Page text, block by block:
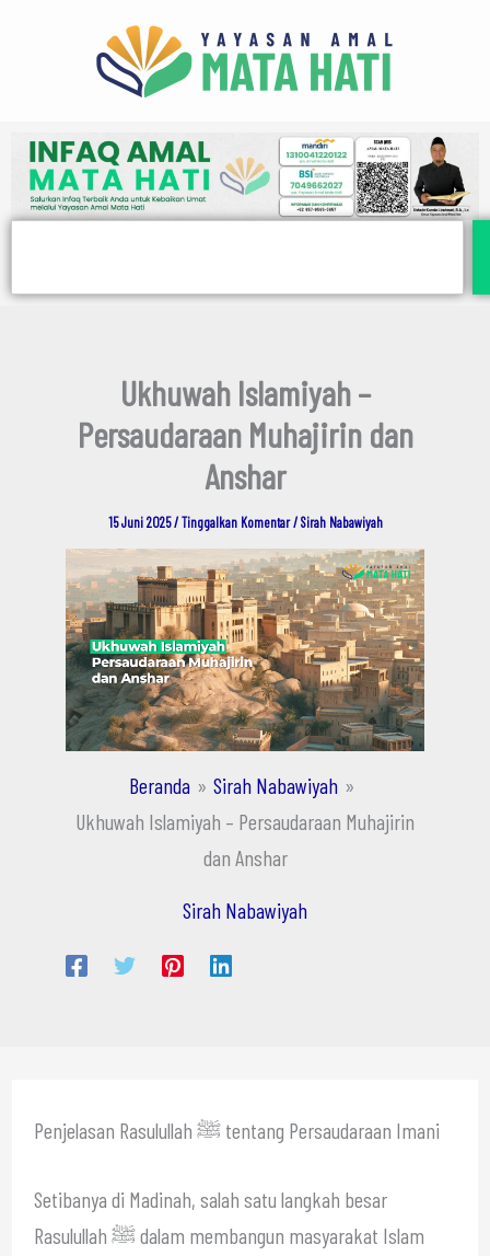
Ukhuwah Islamiyah –
Persaudaraan Muhajirin dan
Anshar
15 Juni 2025/Tinggalkan Komentar /Sirah Nabawiyah
Beranda
Sirah Nabawiyah
Ukhuwah Islamiyah – Persaudaraan Muhajirin
dan Anshar
Sirah Nabawiyah
Penjelasan Rasulullah ﷺ tentang Persaudaraan Imani
Setibanya di Madinah, salah satu langkah besar
Rasulullah ﷺ dalam membangun masyarakat Islam